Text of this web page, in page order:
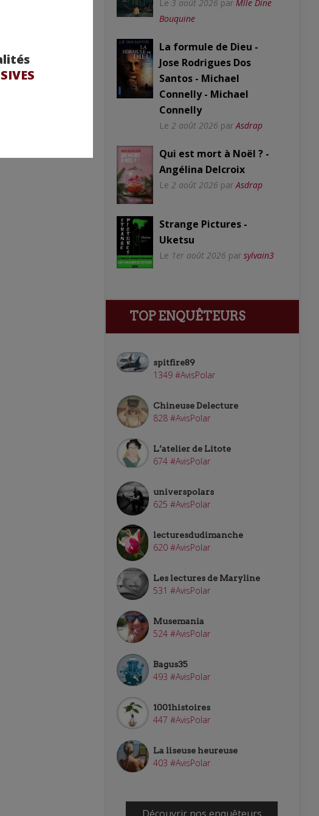
Le 3 août 2026 par Mlle Dine
Bouquine
La formule de Dieu -
Jose Rodrigues Dos
Santos - Michael
Connelly - Michael
Connelly
Le 2 août 2026 par Asdrap
Qui est mort à Noël ? -
Angélina Delcroix
Le 2 août 2026 par Asdrap
Strange Pictures -
Uketsu
Le 1er août 2026 par sylvain3
TOP ENQUÊTEURS
spitfire89
1349 #AvisPolar
Chineuse Delecture
828 #AvisPolar
L’atelier de Litote
674 #AvisPolar
universpolars
625 #AvisPolar
lecturesdudimanche
620 #AvisPolar
Les lectures de Maryline
531 #AvisPolar
Musemania
524 #AvisPolar
Bagus35
493 #AvisPolar
1001histoires
447 #AvisPolar
La liseuse heureuse
403 #AvisPolar